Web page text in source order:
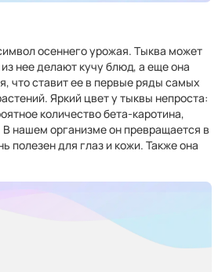
осеннего урожая. Тыква может
нее делают кучу блюд, а еще она
что ставит ее в первые ряды самых
Яркий цвет у тыквы непроста:
количество бета-каротина,
нашем организме он превращается в
полезен для глаз и кожи. Также она